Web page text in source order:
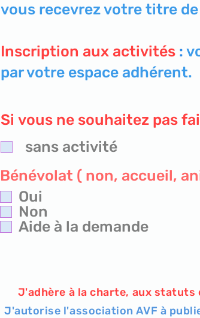
vous recevrez votre titre
Inscription aux activités :
par votre espace adhérent.
Si vous ne souhaitez pas
sans activité
Bénévolat ( non, accueil,
Oui
Non
Aide à la demande
J'adhère à la charte, aux statuts
J'autorise l'association AVF à